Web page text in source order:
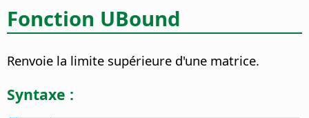
Fonction UBound
Renvoie la limite supérieure d'une matrice.
Syntaxe :